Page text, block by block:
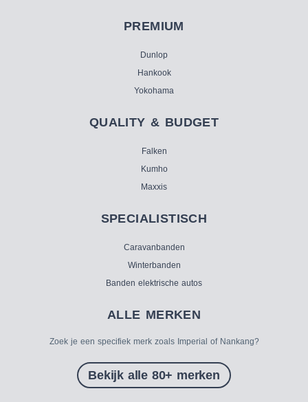
PREMIUM
Dunlop
Hankook
Yokohama
QUALITY & BUDGET
Falken
Kumho
Maxxis
SPECIALISTISCH
Caravanbanden
Winterbanden
Banden elektrische autos
ALLE MERKEN
Zoek je een specifiek merk zoals Imperial of Nankang?
Bekijk alle 80+ merken